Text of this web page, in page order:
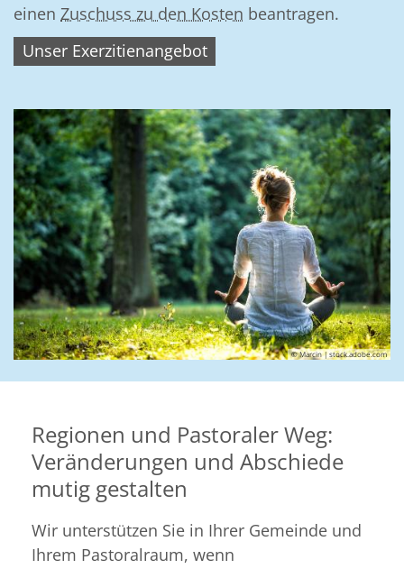
einen Zuschuss zu den Kosten beantragen.
Unser Exerzitienangebot
© Marcin | stock.adobe.com
Regionen und Pastoraler Weg:
Veränderungen und Abschiede
mutig gestalten
Wir unterstützen Sie in Ihrer Gemeinde und
Ihrem Pastoralraum, wenn